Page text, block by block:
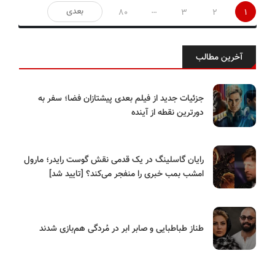
صفحه‌بندی
نوشته‌ها
1
2
3
…
80 بعدی
آخرین مطالب
جزئیات جدید از فیلم بعدی پیشتازان فضا؛ سفر به
دورترین نقطه از آینده
رایان گاسلینگ در یک قدمی نقش گوست رایدر؛ مارول
امشب بمب خبری را منفجر می‌کند؟ [تایید شد]
طناز طباطبایی و صابر ابر در مُردگی هم‌بازی شدند